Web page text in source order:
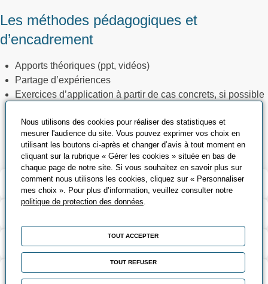
Les méthodes pédagogiques et
d’encadrement
Apports théoriques (ppt, vidéos)
Partage d’expériences
Exercices d’application à partir de cas concrets, si possible
Exercice pratique (quizz, chasse aux risques, visite et
analyse du site)
Validation et certification
Modalités d’évaluation
Contact
Nous utilisons des cookies pour réaliser des statistiques et
mesurer l'audience du site. Vous pouvez exprimer vos choix en
utilisant les boutons ci-après et changer d’avis à tout moment en
cliquant sur la rubrique « Gérer les cookies » située en bas de
chaque page de notre site. Si vous souhaitez en savoir plus sur
comment nous utilisons les cookies, cliquez sur « Personnaliser
mes choix ». Pour plus d’information, veuillez consulter notre
politique de protection des données
TOUT ACCEPTER
TOUT REFUSER